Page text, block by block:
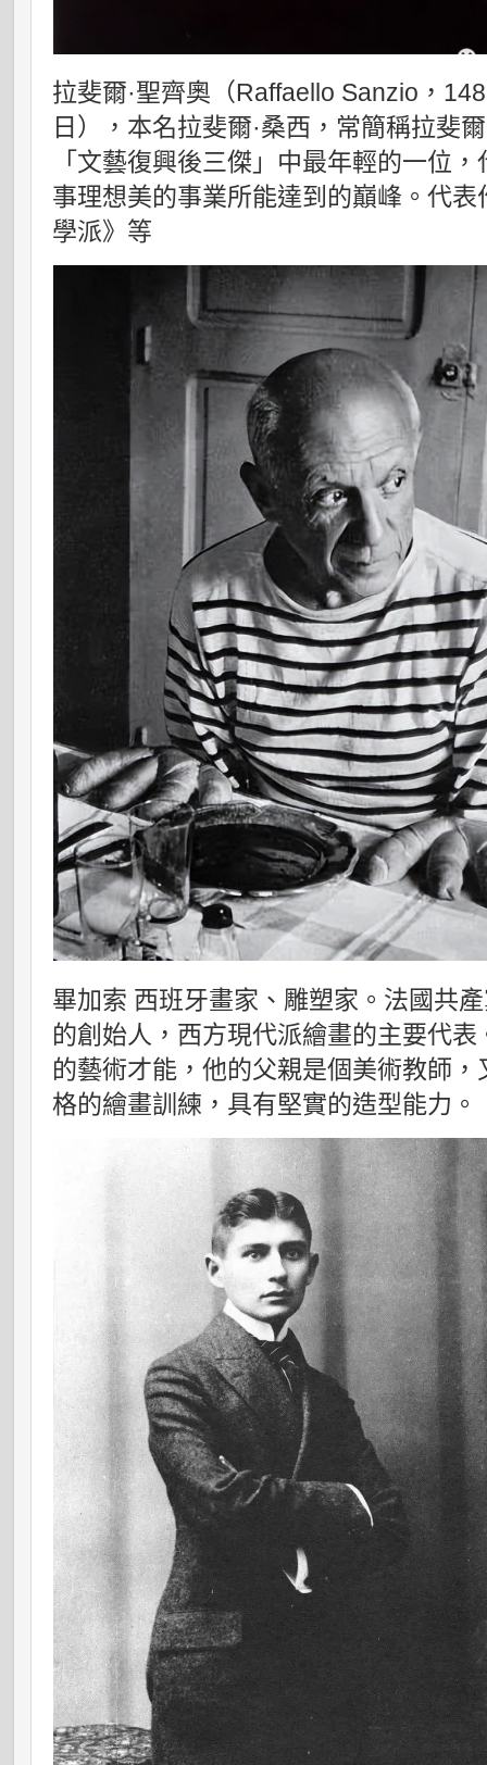
拉斐爾·聖齊奧（Raffaello Sanzio，
日），本名拉斐爾·桑西，常簡稱拉斐
「文藝復興後三傑」中最年輕的一位
事理想美的事業所能達到的巔峰。代
學派》等
畢加索 西班牙畫家、雕塑家。法國共
的創始人，西方現代派繪畫的主要代
的藝術才能，他的父親是個美術教師
格的繪畫訓練，具有堅實的造型能力。